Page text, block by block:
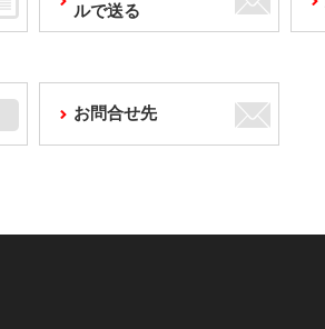
ルで送る
お問合せ先